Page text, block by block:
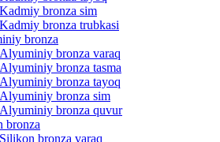
Kadmiy bronza sim
Kadmiy bronza trubkasi
bronza
Alyuminiy bronza varaq
Alyuminiy bronza tasma
Alyuminiy bronza tayoq
Alyuminiy bronza sim
Alyuminiy bronza quvur
bronza
Silikon bronza varaq